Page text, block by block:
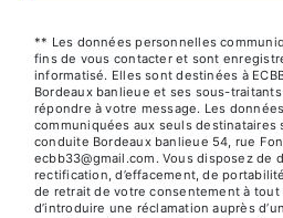
** Les données personnelles
fins de vous contacter et sont
informatisé. Elles sont destinées à
Bordeaux banlieue et ses sous-
répondre à votre message. Les
communiquées aux seuls destinataires
conduite Bordeaux banlieue 54, rue
ecbb33@gmail.com. Vous disposez de
rectification, d’effacement, de
de retrait de votre consentement à
d’introduire une réclamation auprès